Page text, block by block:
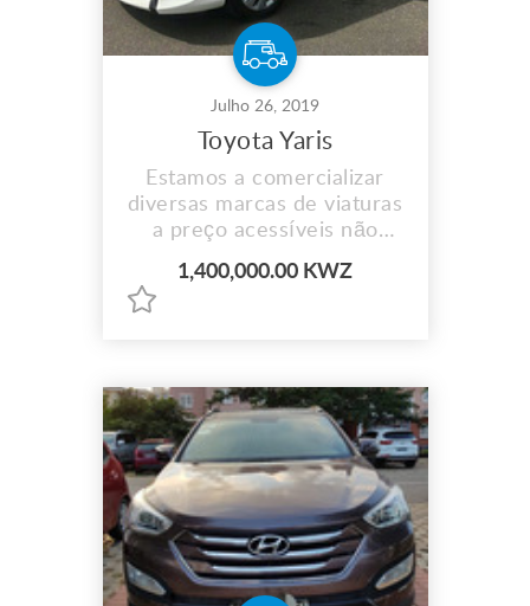
Julho 26, 2019
Toyota Yaris
Estamos a comercializar
diversas marcas de viaturas
a preço acessíveis não
pagamento por prestação e
1,400,000.00 KWZ